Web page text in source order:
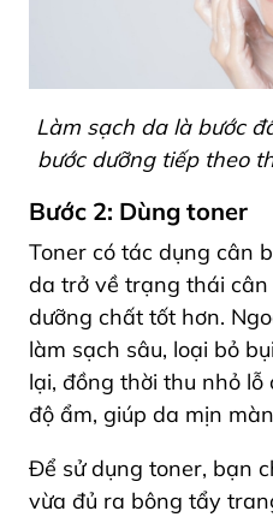
Làm sạch da là bước
bước dưỡng tiếp theo
Bước 2: Dùng toner
Toner có tác dụng cân
da trở về trạng thái
dưỡng chất tốt hơn.
làm sạch sâu, loại bỏ
lại, đồng thời thu nhỏ
độ ẩm, giúp da mịn
Để sử dụng toner, bạn
vừa đủ ra bông tẩy